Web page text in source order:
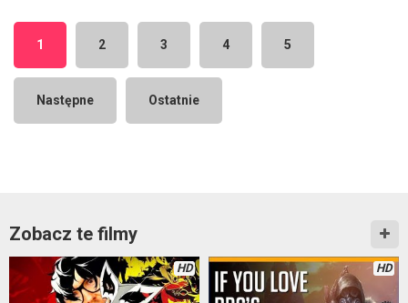
1 2 3 4 5
Następne Ostatnie
Zobacz te filmy
HD HD